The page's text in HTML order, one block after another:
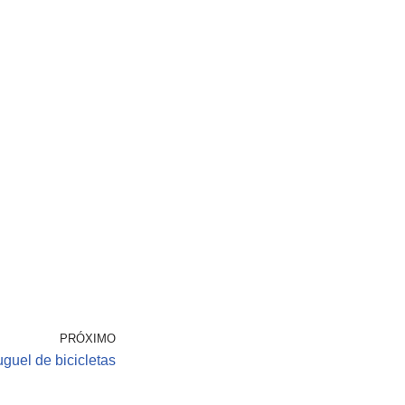
PRÓXIMO
de bicicletas